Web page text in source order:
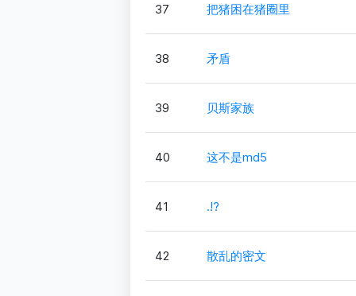
37 把猪困在猪圈里
38 矛盾
39 贝斯家族
40 这不是md5
41 .!?
42 散乱的密文